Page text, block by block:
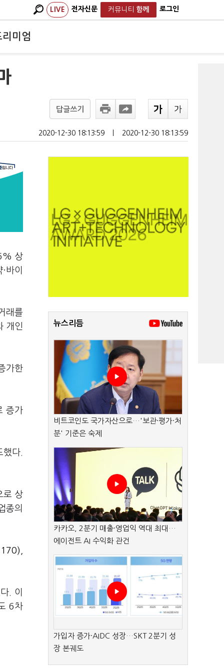
LIVE 전자신문 커뮤니티 함께 로그인
리미엄
답글쓰기
2020-12-30 18:13:59 2020-12-30 18:13:59
상
바이
래를
개인
가한
증가
다.
로 상
종의
. 이
6차
뉴스리듬
비트코인도 국가자산으로…'보관·평가·처
분' 기준은 숙제
카카오, 2분기 매출·영업익 역대 최대…
에이전트 AI 수익화 관건
가입자 증가·AIDC 성장…SKT 2분기 성
장 본궤도